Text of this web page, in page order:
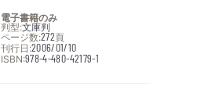
電子書籍のみ
判型:文庫判
ページ数:272頁
刊行日:2006/01/10
ISBN:978-4-480-42179-1